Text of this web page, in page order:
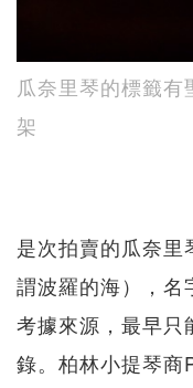
瓜奈里琴的標籤
架
是次拍賣的瓜奈
謂波羅的海），
考據來源，最早
錄。柏林小提琴